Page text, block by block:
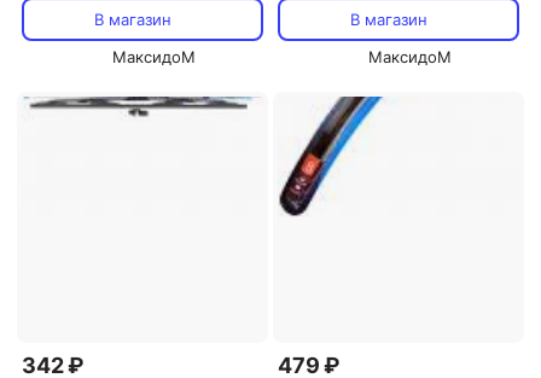
В магазин
МаксидоМ
В магазин
МаксидоМ
342 ₽ 479 ₽